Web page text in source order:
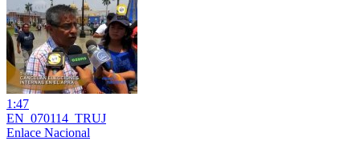
1:47
EN_070114_TRUJ
Enlace Nacional